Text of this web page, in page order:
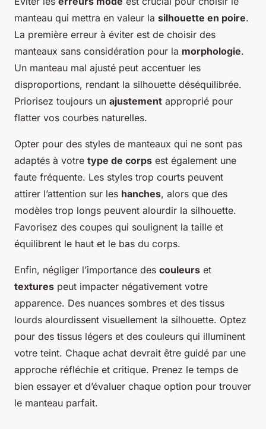
manteau qui mettra en valeur la silhouette en poire.
La première erreur à éviter est de choisir des
manteaux sans considération pour la morphologie.
Un manteau mal ajusté peut accentuer les
disproportions, rendant la silhouette déséquilibrée.
Priorisez toujours un ajustement approprié pour
flatter vos courbes naturelles.
Opter pour des styles de manteaux qui ne sont pas
adaptés à votre type de corps est également une
faute fréquente. Les styles trop courts peuvent
attirer l’attention sur les hanches, alors que des
modèles trop longs peuvent alourdir la silhouette.
Favorisez des coupes qui soulignent la taille et
équilibrent le haut et le bas du corps.
Enfin, négliger l’importance des couleurs et
textures peut impacter négativement votre
apparence. Des nuances sombres et des tissus
lourds alourdissent visuellement la silhouette. Optez
pour des tissus légers et des couleurs qui illuminent
votre teint. Chaque achat devrait être guidé par une
approche réfléchie et critique. Prenez le temps de
bien essayer et d’évaluer chaque option pour trouver
le manteau parfait.